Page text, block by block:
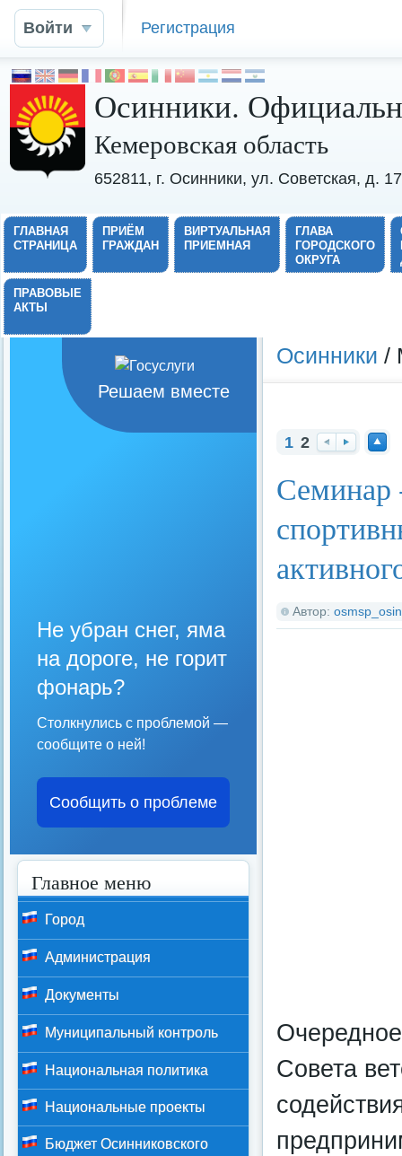
Войти Регистрация
Осинники.
Кемеровская область
652811, г. Осинники, ул. Советская, д.
ГЛАВНАЯ
СТРАНИЦА
ПРИЁМ
ГРАЖДАН
ВИРТУАЛЬНАЯ
ПРИЕМНАЯ
ГЛАВА
ГОРОДСКОГО
ОКРУГА
ПРАВОВЫЕ
АКТЫ
Осинники /
1 2
за
д
ер
ед
ве
рх
Семинар
Автор:
Совета
Решаем вместе
Не убран снег, яма
на дороге, не горит
фонарь?
Столкнулись с проблемой —
сообщите о ней!
Сообщить о проблеме
Главное меню
Город
Администрация
Документы
Муниципальный контроль
Национальная политика
Национальные проекты
Бюджет Осинниковского